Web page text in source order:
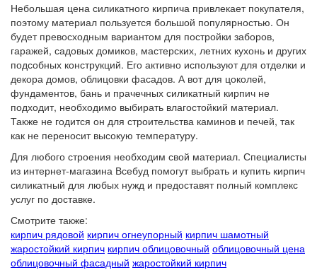
Небольшая цена силикатного кирпича привлекает покупателя,
поэтому материал пользуется большой популярностью. Он
будет превосходным вариантом для постройки заборов,
гаражей, садовых домиков, мастерских, летних кухонь и других
подсобных конструкций. Его активно используют для отделки и
декора домов, облицовки фасадов. А вот для цоколей,
фундаментов, бань и прачечных силикатный кирпич не
подходит, необходимо выбирать влагостойкий материал.
Также не годится он для строительства каминов и печей, так
как не переносит высокую температуру.
Для любого строения необходим свой материал. Специалисты
из интернет-магазина Всебуд помогут выбрать и купить кирпич
силикатный для любых нужд и предоставят полный комплекс
услуг по доставке.
Смотрите также:
кирпич рядовой кирпич огнеупорный кирпич шамотный
жаростойкий кирпич кирпич облицовочный облицовочный цена
облицовочный фасадный жаростойкий кирпич